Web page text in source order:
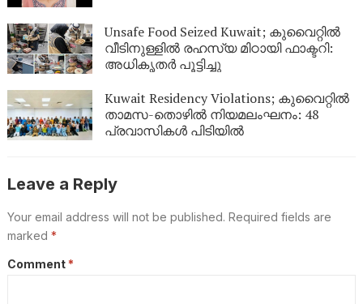
Unsafe Food Seized Kuwait; കുവൈറ്റിൽ
വീടിനുള്ളിൽ രഹസ്യ മിഠായി ഫാക്ടറി:
അധികൃതർ പൂട്ടിച്ചു
Kuwait Residency Violations; കുവൈറ്റിൽ
താമസ-തൊഴിൽ നിയമലംഘനം: 48
പ്രവാസികൾ പിടിയിൽ
Leave a Reply
Your email address will not be published. Required fields are
marked *
Comment *